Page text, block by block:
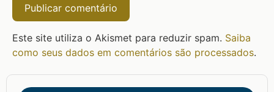
Este site utiliza o Akismet para reduzir spam. Saiba
como seus dados em comentários são processados.